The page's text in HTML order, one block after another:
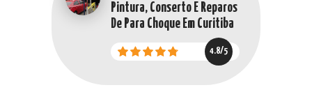
Pintura, Conserto E Reparos
De Para Choque Em Curitiba
4.8/5